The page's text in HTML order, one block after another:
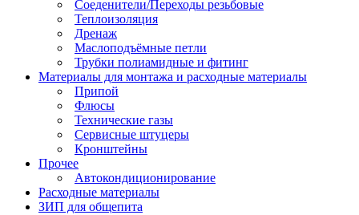
Соеденители/Переходы резьбовые
Теплоизоляция
Дренаж
Маслоподъёмные петли
Трубки полиамидные и фитинг
Материалы для монтажа и расходные материалы
Припой
Флюсы
Технические газы
Сервисные штуцеры
Кронштейны
Прочее
Автокондиционирование
Расходные материалы
ЗИП для общепита